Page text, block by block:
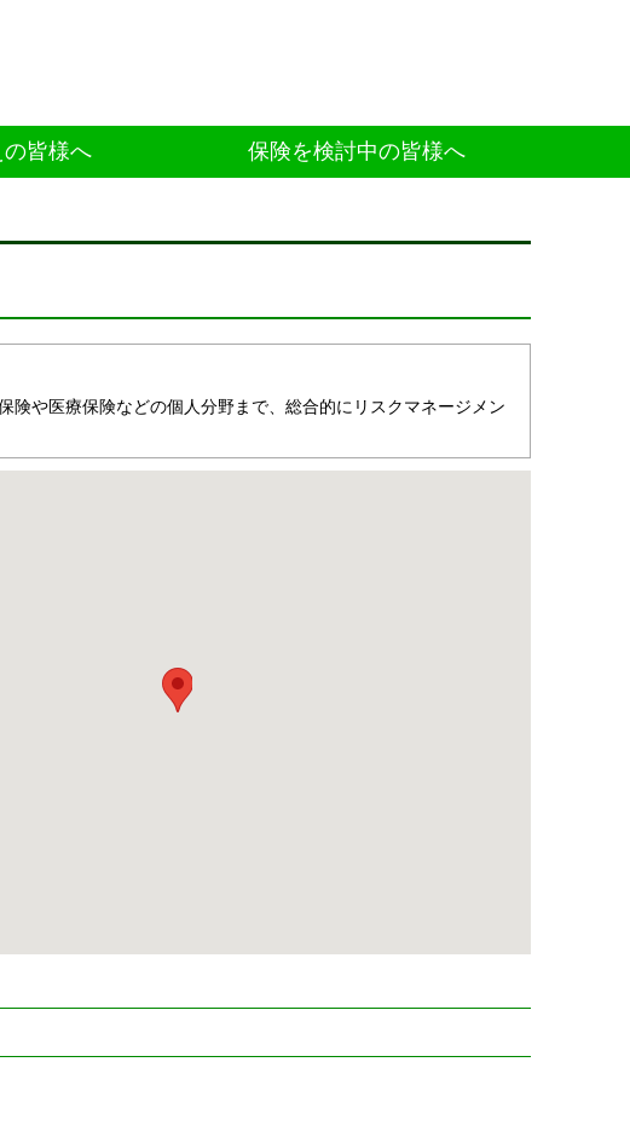
皆様へ 保険を検討中の皆様へ
や医療保険などの個人分野まで、総合的にリスクマネージメン